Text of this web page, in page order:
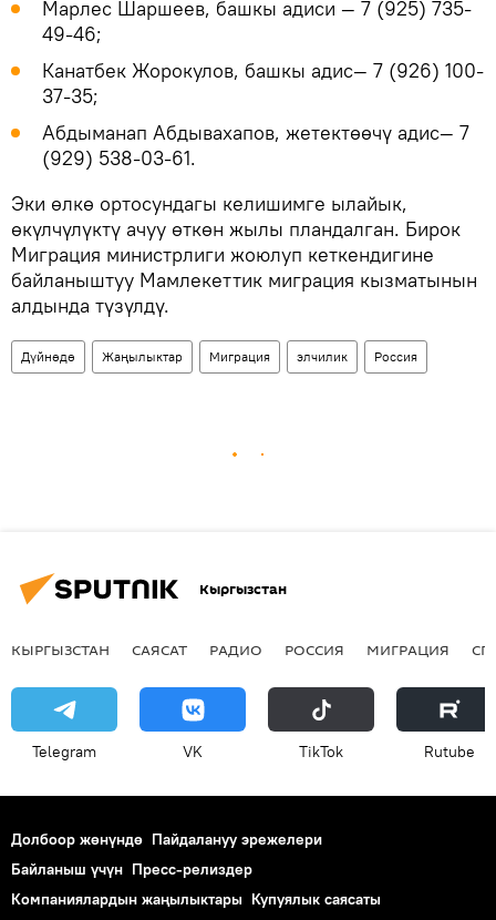
Марлес Шаршеев, башкы адиси — 7 (925) 735-
49-46;
Канатбек Жорокулов, башкы адис— 7 (926) 100-
37-35;
Абдыманап Абдывахапов, жетектөөчү адис— 7
(929) 538-03-61.
Эки өлкө ортосундагы келишимге ылайык,
өкүлчүлүктү ачуу өткөн жылы пландалган. Бирок
Миграция министрлиги жоюлуп кеткендигине
байланыштуу Мамлекеттик миграция кызматынын
алдында түзүлдү.
Дүйнөдө Жаңылыктар Миграция элчилик Россия
Кыргызстан
КЫРГЫЗСТАН САЯСАТ РАДИО РОССИЯ МИГРАЦИЯ
Telegram VK ТikТоk Rutube
Долбоор жөнүндө Пайдалануу эрежелери
Байланыш үчүн Пресс-релиздер
Компаниялардын жаңылыктары Купуялык саясаты